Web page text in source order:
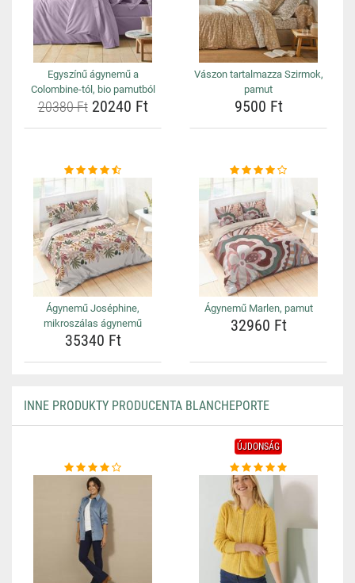
Egyszínű ágynemű a
Colombine-tól, bio pamutból
20380 Ft20240 Ft
Vászon tartalmazza Szirmok,
pamut
9500 Ft
Ágynemű Joséphine,
mikroszálas ágynemű
35340 Ft
Ágynemű Marlen, pamut
32960 Ft
INNE PRODUKTY PRODUCENTA BLANCHEPORTE
ÚJDONSÁG